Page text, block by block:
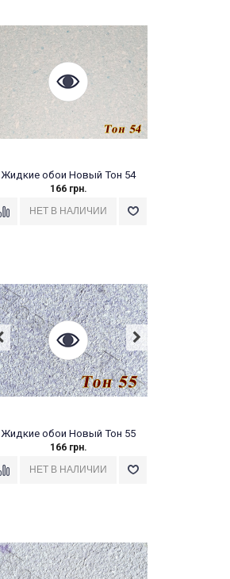
Жидкие обои Новый Тон 54
166 грн.
Жидкие обои Новый Тон 55
166 грн.